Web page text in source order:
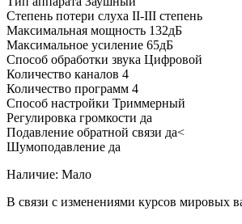
Степень потери слуха II-III степень
Максимальная мощность 132дБ
Максимальное усиление 65дБ
Способ обработки звука Цифровой
Количество каналов 4
Количество программ 4
Способ настройки Триммерный
Регулировка громкости да
Подавление обратной связи да<
Шумоподавление да
Наличие: Мало
В связи с изменениями курсов мировых